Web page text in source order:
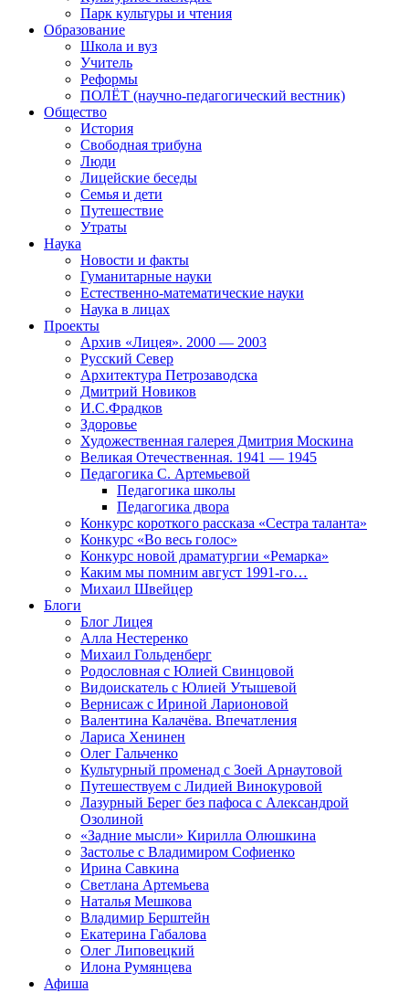
Парк культуры и чтения
Образование
Школа и вуз
Учитель
Реформы
ПОЛЁТ (научно-педагогический вестник)
Общество
История
Свободная трибуна
Люди
Лицейские беседы
Семья и дети
Путешествие
Утраты
Наука
Новости и факты
Гуманитарные науки
Естественно-математические науки
Наука в лицах
Проекты
Архив «Лицея». 2000 — 2003
Русский Север
Архитектура Петрозаводска
Дмитрий Новиков
И.С.Фрадков
Здоровье
Художественная галерея Дмитрия Москина
Великая Отечественная. 1941 — 1945
Педагогика С. Артемьевой
Педагогика школы
Педагогика двора
Конкурс короткого рассказа «Сестра таланта»
Конкурс «Во весь голос»
Конкурс новой драматургии «Ремарка»
Каким мы помним август 1991-го…
Михаил Швейцер
Блоги
Блог Лицея
Алла Нестеренко
Михаил Гольденберг
Родословная с Юлией Свинцовой
Видоискатель с Юлией Утышевой
Вернисаж с Ириной Ларионовой
Валентина Калачёва. Впечатления
Лариса Хенинен
Олег Гальченко
Культурный променад с Зоей Арнаутовой
Путешествуем с Лидией Винокуровой
Лазурный Берег без пафоса с Александрой
Озолиной
«Задние мысли» Кирилла Олюшкина
Застолье с Владимиром Софиенко
Ирина Савкина
Светлана Артемьева
Наталья Мешкова
Владимир Берштейн
Екатерина Габалова
Олег Липовецкий
Илона Румянцева
Афиша